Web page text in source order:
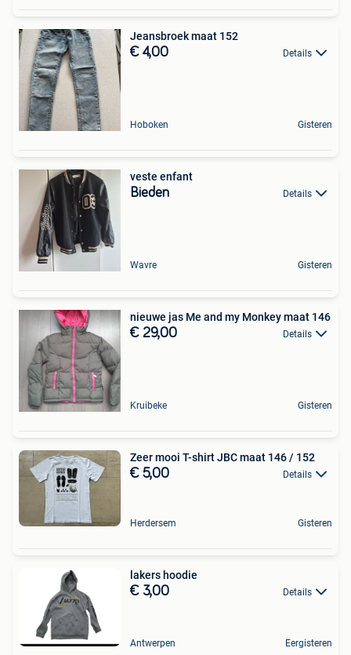
Jeansbroek maat 152
€ 4,00 Details
Hoboken Gisteren
veste enfant
Bieden Details
Wavre Gisteren
nieuwe jas Me and my Monkey maat 146
€ 29,00 Details
Kruibeke Gisteren
Zeer mooi T-shirt JBC maat 146 / 152
€ 5,00 Details
Herdersem Gisteren
lakers hoodie
€ 3,00 Details
Antwerpen Eergisteren